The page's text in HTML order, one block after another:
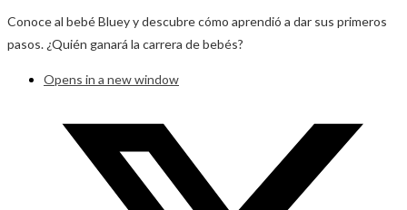
Conoce al bebé Bluey y descubre cómo aprendió a dar sus primeros
pasos. ¿Quién ganará la carrera de bebés?
Opens in a new window